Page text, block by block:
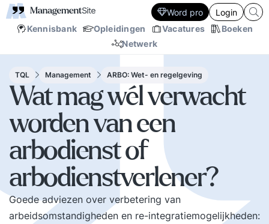
Kennisbank Opleidingen Vacatures
Boeken
Netwerk
Word pro Login
TQL Management ARBO: Wet- en regelgeving
Wat mag wél verwacht
worden van een
arbodienst of
arbodienstverlener?
Goede adviezen over verbetering van
arbeidsomstandigheden en re-integratiemogelijkheden: